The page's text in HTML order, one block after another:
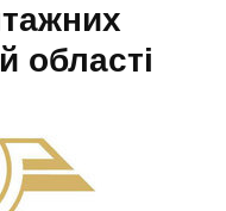
області